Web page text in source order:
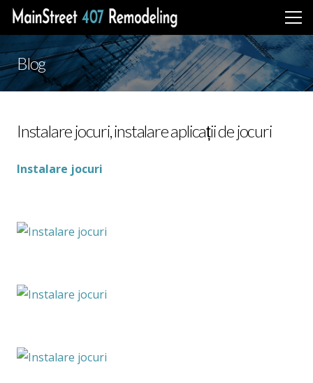
Blog
Instalare jocuri, instalare aplicații de jocuri
Instalare jocuri